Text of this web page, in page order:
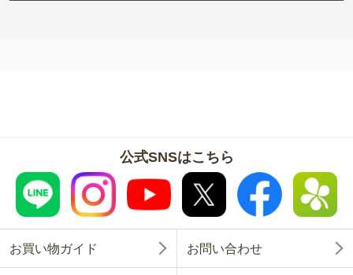
公式SNSはこちら
お買い物ガイド お問い合わせ